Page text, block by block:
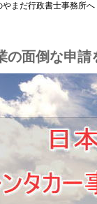
まだ行政書士事務所へ
の面倒な申